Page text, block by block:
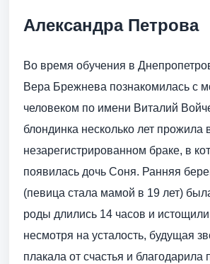
Александра Петрова
Во время обучения в
Вера Брежнева познакомилась с
человеком по имени Виталий
блондинка несколько лет прожила
незарегистрированном браке, в
появилась дочь Соня. Ранняя
(певица стала мамой в 19 лет)
роды длились 14 часов и
несмотря на усталость, будущая
плакала от счастья и благодарила